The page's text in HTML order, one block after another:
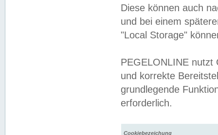
Diese können auch
und bei einem
"Local Storage"
PEGELONLINE nutzt
und korrekte
grundlegende
erforderlich.
Cookiebezeichung